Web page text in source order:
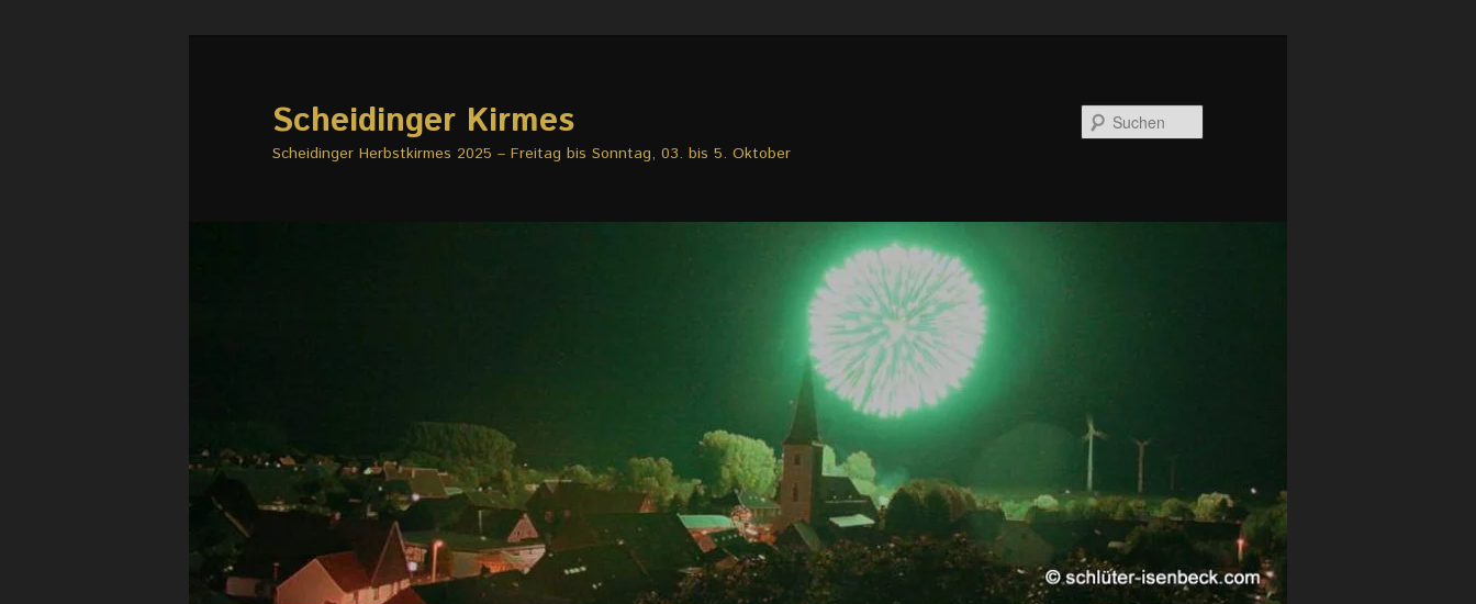
Scheidinger Kirmes
Scheidinger Herbstkirmes 2025 – Freitag bis Sonntag, 03. bis 5. Oktober